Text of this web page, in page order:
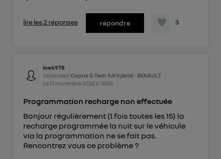
lire les 2 réponses répondre 3
Ice6978
UtilisateurCaptur E-Tech full hybrid - RENAULT
Le17 novembre 2022 à 18:00
Programmation recharge non effectuée
Bonjour régulièrement (1 fois toutes les 15) la
recharge programmée la nuit sur le véhicule
via la programmation ne se fait pas.
Rencontrez vous ce problème ?